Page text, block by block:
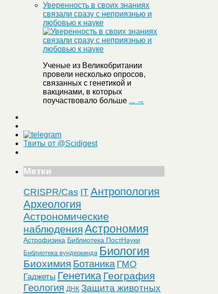
Уверенность в своих знаниях
связали сразу с неприязнью и
любовью к науке
Ученые из Великобритании
провели несколько опросов,
связанных с генетикой и
вакцинами, в которых
поучаствовало больше ... →
Твиты от @Scidigest
Метки
CRISPR/Cas ITАнтропология
Археология
Астрономические
наблюдения Астрономия
Астрофизика Библиотека ПостНауки
Библиотека вундеркинда Биология
Биохимия Ботаника ГМО
Гаджеты Генетика География
Геология ДНК Защита животных